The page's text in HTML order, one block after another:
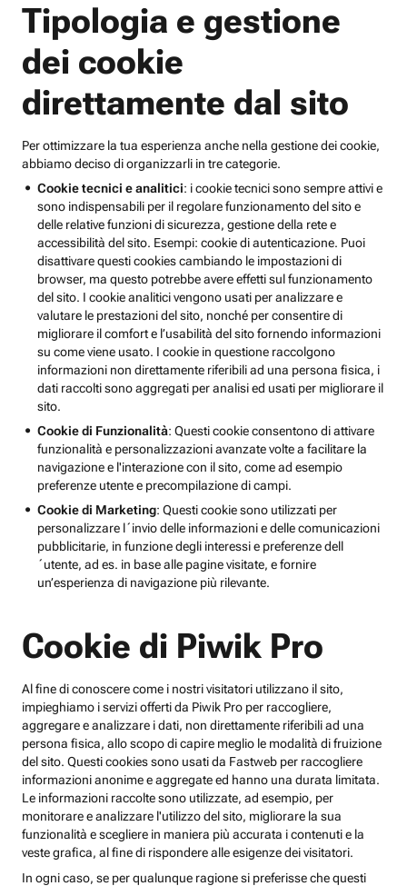
Tipologia e gestione
dei cookie
direttamente dal sito
Per ottimizzare la tua esperienza anche nella gestione dei cookie,
abbiamo deciso di organizzarli in tre categorie.
Cookie tecnici e analitici: i cookie tecnici sono sempre attivi e
sono indispensabili per il regolare funzionamento del sito e
delle relative funzioni di sicurezza, gestione della rete e
accessibilità del sito. Esempi: cookie di autenticazione. Puoi
disattivare questi cookies cambiando le impostazioni di
browser, ma questo potrebbe avere effetti sul funzionamento
del sito. I cookie analitici vengono usati per analizzare e
valutare le prestazioni del sito, nonché per consentire di
migliorare il comfort e l’usabilità del sito fornendo informazioni
su come viene usato. I cookie in questione raccolgono
informazioni non direttamente riferibili ad una persona fisica, i
dati raccolti sono aggregati per analisi ed usati per migliorare il
sito.
Cookie di Funzionalità: Questi cookie consentono di attivare
funzionalità e personalizzazioni avanzate volte a facilitare la
navigazione e l'interazione con il sito, come ad esempio
preferenze utente e precompilazione di campi.
Cookie di Marketing: Questi cookie sono utilizzati per
personalizzare l´invio delle informazioni e delle comunicazioni
pubblicitarie, in funzione degli interessi e preferenze dell
´utente, ad es. in base alle pagine visitate, e fornire
un’esperienza di navigazione più rilevante.
Cookie di Piwik Pro
Al fine di conoscere come i nostri visitatori utilizzano il sito,
impieghiamo i servizi offerti da Piwik Pro per raccogliere,
aggregare e analizzare i dati, non direttamente riferibili ad una
persona fisica, allo scopo di capire meglio le modalità di fruizione
del sito. Questi cookies sono usati da Fastweb per raccogliere
informazioni anonime e aggregate ed hanno una durata limitata.
Le informazioni raccolte sono utilizzate, ad esempio, per
monitorare e analizzare l'utilizzo del sito, migliorare la sua
funzionalità e scegliere in maniera più accurata i contenuti e la
veste grafica, al fine di rispondere alle esigenze dei visitatori.
In ogni caso, se per qualunque ragione si preferisse che questi